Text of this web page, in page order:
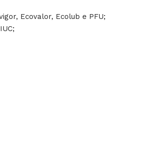
Ecovalor, Ecolub e PFU;